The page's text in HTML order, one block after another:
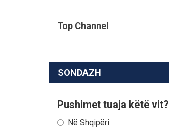
Top Channel
SONDAZH
Pushimet tuaja këtë vit?
Në Shqipëri